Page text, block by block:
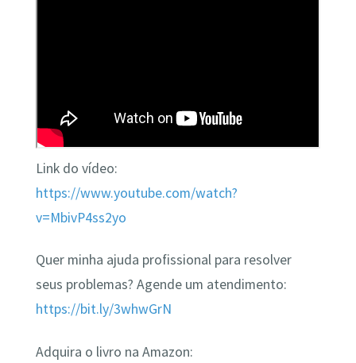
Link do vídeo:
https://www.youtube.com/watch?
v=MbivP4ss2yo
Quer minha ajuda profissional para resolver
seus problemas? Agende um atendimento:
https://bit.ly/3whwGrN
Adquira o livro na Amazon: